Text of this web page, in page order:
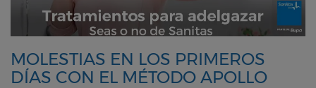
MOLESTIAS EN LOS PRIMEROS
DÍAS CON EL MÉTODO APOLLO